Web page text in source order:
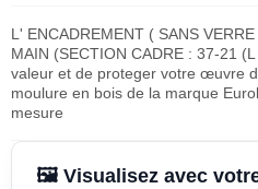
L' ENCADREMENT ( SANS
MAIN (SECTION CADRE : 37-21
valeur et de proteger votre œuvre
moulure en bois de la marque
mesure
🖼️ Visualisez avec